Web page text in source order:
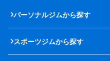
パーソナルジムから探す
スポーツジムから探す